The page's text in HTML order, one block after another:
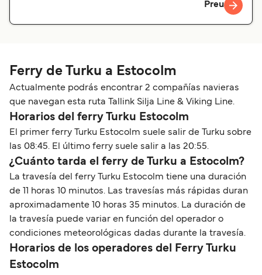
Preu
Ferry de Turku a Estocolm
Actualmente podrás encontrar 2 compañías navieras
que navegan esta ruta Tallink Silja Line & Viking Line.
Horarios del ferry Turku Estocolm
El primer ferry Turku Estocolm suele salir de Turku sobre
las 08:45. El último ferry suele salir a las 20:55.
¿Cuánto tarda el ferry de Turku a Estocolm?
La travesía del ferry Turku Estocolm tiene una duración
de 11 horas 10 minutos. Las travesías más rápidas duran
aproximadamente 10 horas 35 minutos. La duración de
la travesía puede variar en función del operador o
condiciones meteorológicas dadas durante la travesía.
Horarios de los operadores del Ferry Turku
Estocolm